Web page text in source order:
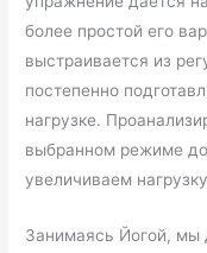
более простой его
выстраивается из
постепенно
нагрузке.
выбранном режиме
увеличиваем
Занимаясь Йогой, мы